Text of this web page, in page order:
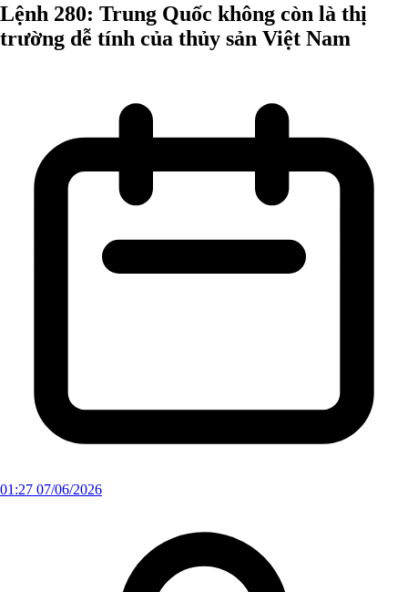
Lệnh 280: Trung Quốc không còn là thị
trường dễ tính của thủy sản Việt Nam
01:27 07/06/2026